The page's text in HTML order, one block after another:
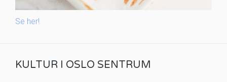
Se her!
KULTUR I OSLO SENTRUM